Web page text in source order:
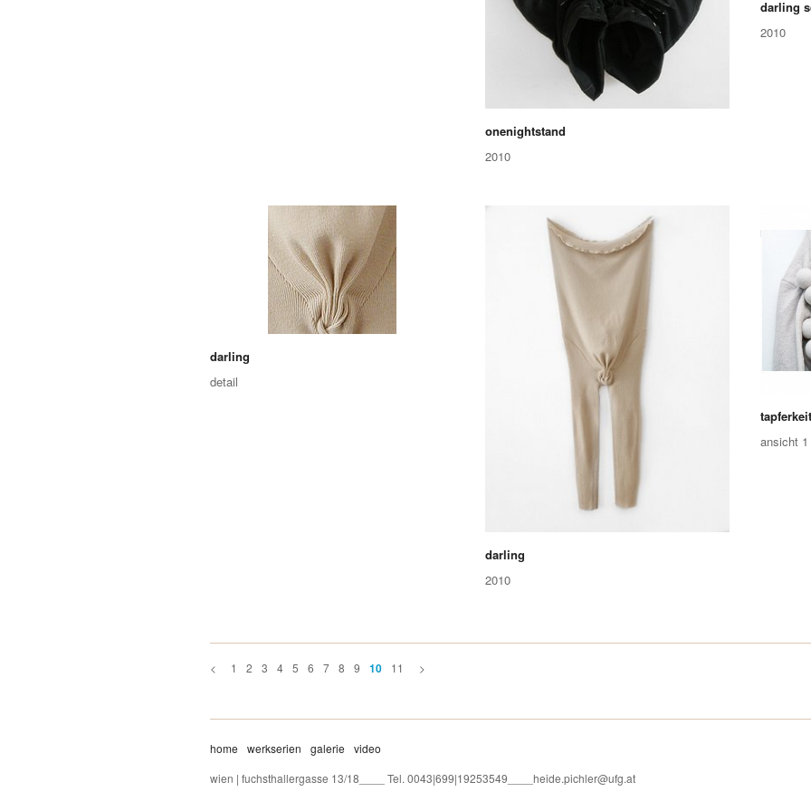
onenightstand
2010
darling
2010
darling
detail
darling
2010
ansicht 1
< 1 2 3 4 5 6 7 8 9 10 11 >
home werkserien galerie
video
wien | fuchsthallergasse 13/18____ Tel. 0043|699|19253549____heide.pichler@ufg.at